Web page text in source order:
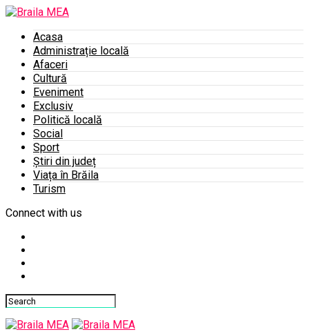
Acasa
Administrație locală
Afaceri
Cultură
Eveniment
Exclusiv
Politică locală
Social
Sport
Știri din județ
Viața în Brăila
Turism
Connect with us